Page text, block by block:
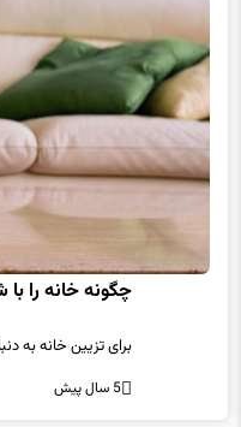
چگونه خانه را
برای تزیین خانه به
5 سال پیش